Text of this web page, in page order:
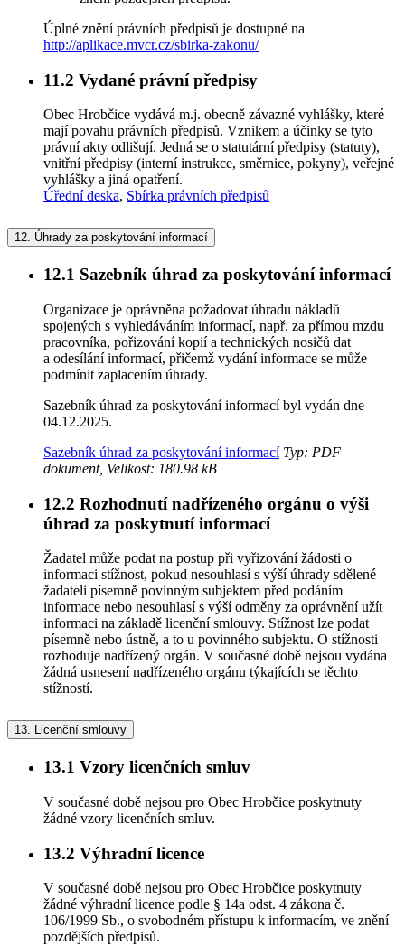
Úplné znění právních předpisů je dostupné na
http://aplikace.mvcr.cz/sbirka-zakonu/
11.2 Vydané právní předpisy
Obec Hrobčice vydává m.j. obecně závazné vyhlášky, které
mají povahu právních předpisů. Vznikem a účinky se tyto
právní akty odlišují. Jedná se o statutární předpisy (statuty),
vnitřní předpisy (interní instrukce, směrnice, pokyny), veřejné
vyhlášky a jiná opatření.
Úřední deska, Sbírka právních předpisů
12. Úhrady za poskytování informací
12.1 Sazebník úhrad za poskytování informací
Organizace je oprávněna požadovat úhradu nákladů
spojených s vyhledáváním informací, např. za přímou mzdu
pracovníka, pořizování kopií a technických nosičů dat
a odesílání informací, přičemž vydání informace se může
podmínit zaplacením úhrady.
Sazebník úhrad za poskytování informací byl vydán dne
04.12.2025.
Sazebník úhrad za poskytování informacíTyp: PDF
dokument, Velikost: 180.98 kB
12.2 Rozhodnutí nadřízeného orgánu o výši
úhrad za poskytnutí informací
Žadatel může podat na postup při vyřizování žádosti o
informaci stížnost, pokud nesouhlasí s výší úhrady sdělené
žadateli písemně povinným subjektem před podáním
informace nebo nesouhlasí s výší odměny za oprávnění užít
informaci na základě licenční smlouvy. Stížnost lze podat
písemně nebo ústně, a to u povinného subjektu. O stížnosti
rozhoduje nadřízený orgán. V současné době nejsou vydána
žádná usnesení nadřízeného orgánu týkajících se těchto
stížností.
13. Licenční smlouvy
13.1 Vzory licenčních smluv
V současné době nejsou pro Obec Hrobčice poskytnuty
žádné vzory licenčních smluv.
13.2 Výhradní licence
V současné době nejsou pro Obec Hrobčice poskytnuty
žádné výhradní licence podle § 14a odst. 4 zákona č.
106/1999 Sb., o svobodném přístupu k informacím, ve znění
pozdějších předpisů.